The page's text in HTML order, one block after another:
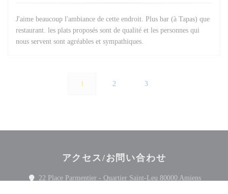
J'aime beaucoup l'ambiance de cette endroit. Plus bar (à Tapas) que
restaurant. les plats proposés sont de qualité et les personnes qui
nous servent sont agréables et sympathiques.
1 2 3
アクセス/お問い合わせ
22 Place Parmentier - Quartier Saint-Leu 80000 Amiens((新し